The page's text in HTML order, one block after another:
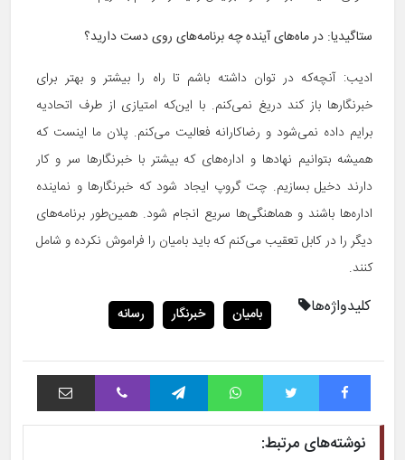
ستاگیدیا:در ماه‌های آینده چه برنامه‌های روی دست دارید؟
ادیب: آنچه‌که در توان داشته باشم تا راه را بیشتر و بهتر برای
خبرنگارها باز کند دریغ نمی‌کنم. با این‌که امتیازی از طرف اتحادیه
برایم داده نمی‌شود و رضاکارانه فعالیت می‌کنم. پلان ما اینست که
همیشه بتوانیم نهادها و اداره‌های که بیشتر با خبرنگارها سر و کار
دارند دخیل بسازیم. چت گروپ ایجاد شود که خبرنگارها و نماینده
اداره‌ها باشند و هماهنگی‌ها سریع انجام شود. همین‌طور برنامه‌های
دیگر را در کابل تعقیب می‌کنم که باید بامیان را فراموش نکرده و شامل
کنند.
کلیدواژه‌ها بامیان خبرنگار رسانه
فیس بوک توییتر واتس آپ تلگرام وایبر اشتراک با ایمیل
نوشته‌های مرتبط: